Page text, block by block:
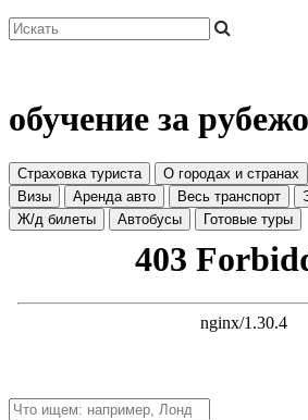
обучение за
Страховка туриста О городах и странах
Визы
Аренда авто Весь транспорт
Ж/д билеты
Автобусы Готовые туры